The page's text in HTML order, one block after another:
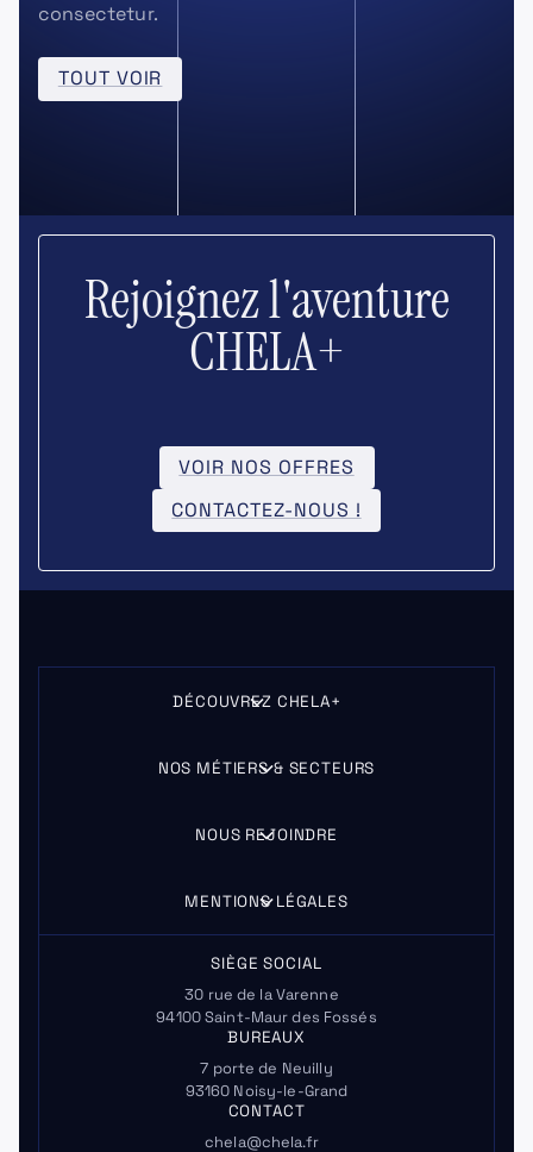
consectetur.
TOUT VOIR
Rejoignez l'aventure
CHELA+
VOIR NOS OFFRES
CONTACTEZ-NOUS !
DÉCOUVREZ CHELA+
NOS MÉTIERS & SECTEURS
NOUS REJOINDRE
MENTIONS LÉGALES
SIÈGE SOCIAL
30 rue de la Varenne
94100 Saint-Maur des Fossés
BUREAUX
7 porte de Neuilly
93160 Noisy-le-Grand
CONTACT
chela@chela.fr